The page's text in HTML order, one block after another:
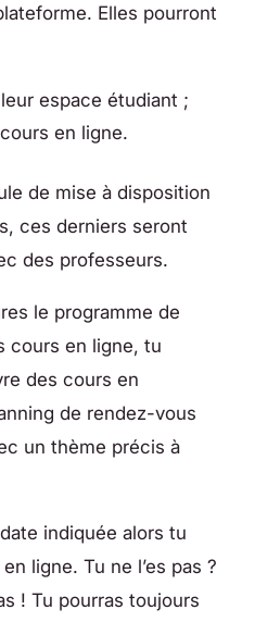
Elles pourront
espace étudiant ;
en ligne.
de mise à disposition
ces derniers seront
des professeurs.
le programme de
cours en ligne, tu
des cours en
de rendez-vous
un thème précis à
indiquée alors tu
ligne. Tu ne l’es pas ?
! Tu pourras toujours